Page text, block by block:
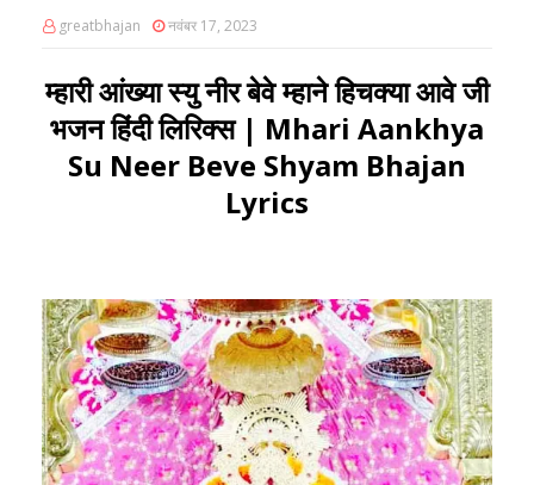
greatbhajan नवंबर 17, 2023
म्हारी आंख्या स्यु नीर बेवे म्हाने हिचक्या आवे जी
भजन हिंदी लिरिक्स | Mhari Aankhya
Su Neer Beve Shyam Bhajan
Lyrics